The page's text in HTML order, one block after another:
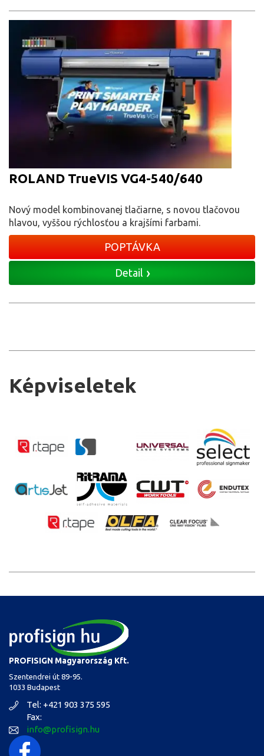
ROLAND TrueVIS VG4-540/640
Nový model kombinovanej tlačiarne, s novou tlačovou
hlavou, vyššou rýchlosťou a krajšími farbami.
POPTÁVKA
Detail
Képviseletek
PROFISIGN Magyarország Kft.
Szentendrei út 89-95.
1033 Budapest
Tel: +421 903 375 595
Fax:
info@profisign.hu